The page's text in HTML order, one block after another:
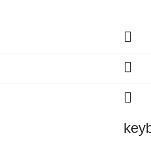


